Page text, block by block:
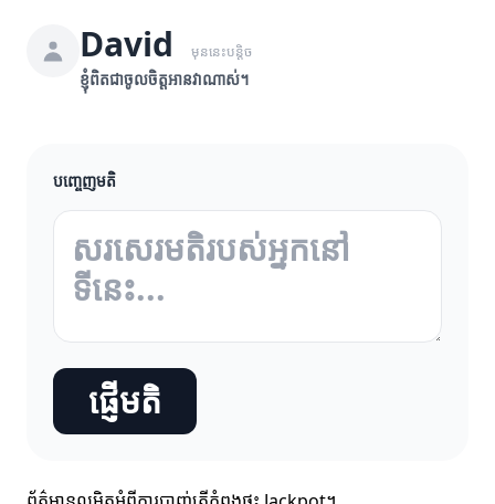
David មុននេះបន្តិច
ខ្ញុំពិតជាចូលចិត្តអានវាណាស់។
បញ្ចេញមតិ
ផ្ញើមតិ